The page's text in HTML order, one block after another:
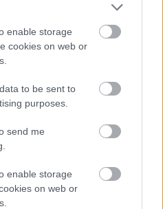
enable storage
cookies on web or
to be sent to
purposes.
send me
enable storage
on web or
ογκολογικού φαρμάκου
κατά του τριπλά
αρνητικού καρκίνου του
μαστού
Καταστολή ωοθηκικής
λειτουργίας σε πρώιμο
αρνητικό καρκίνο του
Greece Race for the